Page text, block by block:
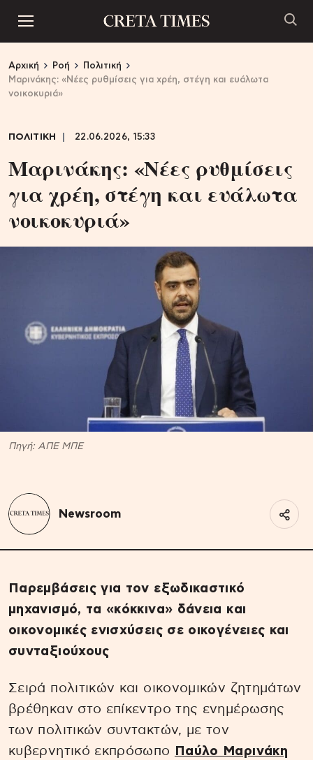
Αρχική Ροή
Πολιτική
Μαρινάκης: «Νέες ρυθμίσεις για χρέη, στέγη και ευάλωτα
νοικοκυριά»
ΠΟΛΙΤΙΚΗ 22.06.2026, 15:33
Μαρινάκης: «Νέες ρυθμίσεις
για χρέη, στέγη και ευάλωτα
νοικοκυριά»
Πηγή: ΑΠΕ ΜΠΕ
Newsroom
Παρεμβάσεις για τον εξωδικαστικό
μηχανισμό, τα «κόκκινα» δάνεια και
οικονομικές ενισχύσεις σε οικογένειες και
συνταξιούχους
Σειρά πολιτικών και οικονομικών ζητημάτων
βρέθηκαν στο επίκεντρο της ενημέρωσης
των πολιτικών συντακτών, με τον
κυβερνητικό εκπρόσωπο
Παύλο Μαρινάκη